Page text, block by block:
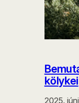
kölykei
2025.